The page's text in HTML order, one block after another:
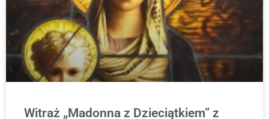
Witraż „Madonna z Dzieciątkiem” z